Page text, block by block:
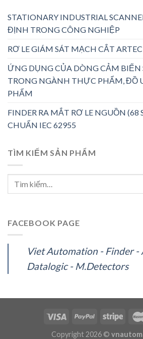
STATIONARY INDUSTRIAL
ĐỊNH TRONG CÔNG NGHIỆP
RƠ LE GIÁM SÁT MẠCH CẮT
ỨNG DỤNG CỦA DÒNG CẢM BIẾN
TRONG NGÀNH THỰC PHẨM, ĐỒ
PHẨM
FINDER RA MẮT RƠ LE NGUỒN (68
CHUẨN IEC 62955
TÌM KIẾM SẢN PHẨM
FACEBOOK PAGE
Viet Automation - Finder -
Datalogic - M.Detectors
Copyright 2026 ©